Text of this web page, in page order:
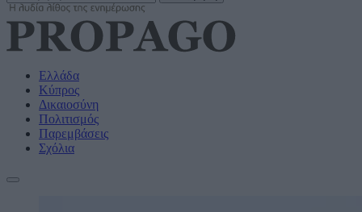
Ελλάδα
Κύπρος
Δικαιοσύνη
Πολιτισμός
Παρεμβάσεις
Σχόλια